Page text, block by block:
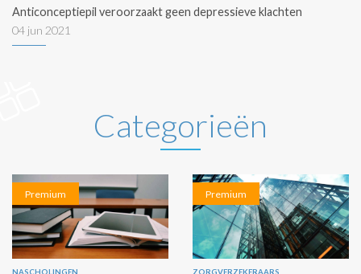
Anticonceptiepil veroorzaakt geen depressieve klachten
04 jun 2021
Categorieën
Premium
NASCHOLINGEN
Premium
ZORGVERZEKERAARS